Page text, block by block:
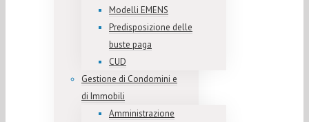
Modelli EMENS
Predisposizione delle
buste paga
CUD
Gestione di Condomini e
di Immobili
Amministrazione